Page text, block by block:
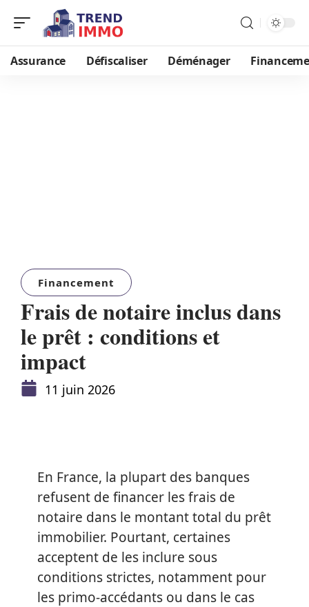
Assurance Défiscaliser Déménager
Financement
Frais de notaire inclus dans
le prêt : conditions et
impact
11 juin 2026
En France, la plupart des banques
refusent de financer les frais de
notaire dans le montant total du prêt
immobilier. Pourtant, certaines
acceptent de les inclure sous
conditions strictes, notamment pour
les primo-accédants ou dans le cas